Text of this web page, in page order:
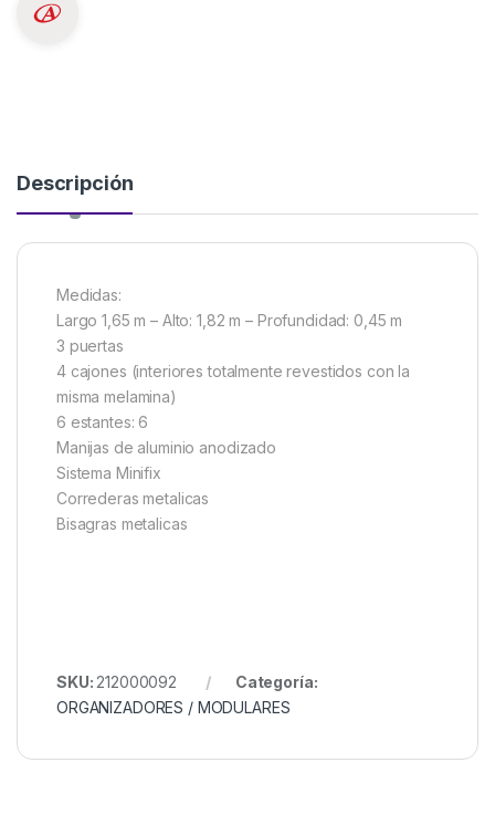
Descripción
Medidas:
Largo 1,65 m – Alto: 1,82 m – Profundidad: 0,45 m
3 puertas
4 cajones (interiores totalmente revestidos con la
misma melamina)
6 estantes: 6
Manijas de aluminio anodizado
Sistema Minifix
Correderas metalicas
Bisagras metalicas
SKU: 212000092
Categoría:
ORGANIZADORES / MODULARES